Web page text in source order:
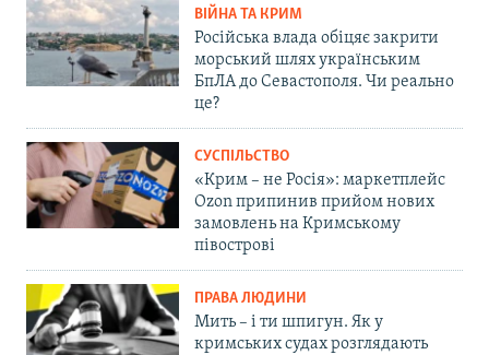
ВІЙНА ТА КРИМ
Російська влада обіцяє закрити
морський шлях українським
БпЛА до Севастополя. Чи реально
це?
СУСПІЛЬСТВО
«Крим – не Росія»: маркетплейс
Ozon припинив прийом нових
замовлень на Кримському
півострові
ПРАВА ЛЮДИНИ
Мить – і ти шпигун. Як у
кримських судах розглядають